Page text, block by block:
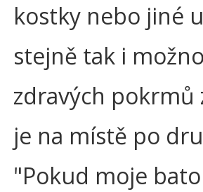
kostky nebo jiné
stejně tak i
zdravých pokrmů
je na místě po
"Pokud moje